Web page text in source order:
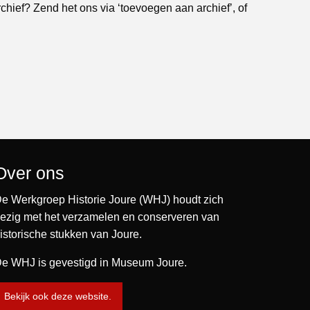
Zend het ons via ‘toevoegen aan archief’, of
ons
Werkgroep Historie Joure (WHJ) houdt zich
met het verzamelen en conserveren van
stukken van Joure.
WHJ is gevestigd in Museum Joure.
Bekijk ook deze website.